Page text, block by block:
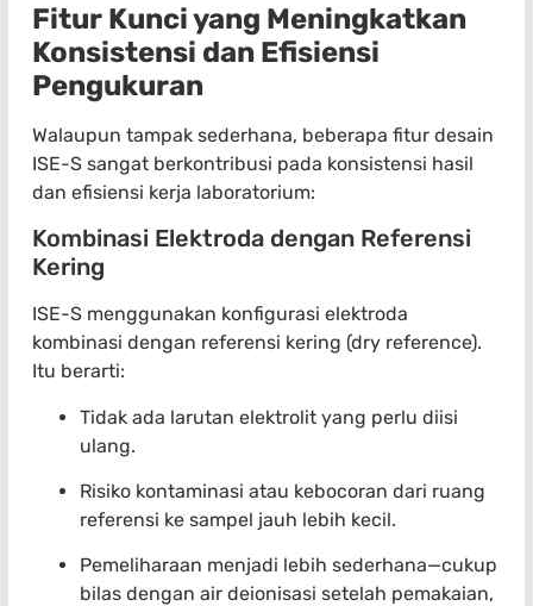
Fitur Kunci yang Meningkatkan
Konsistensi dan Efisiensi
Pengukuran
Walaupun tampak sederhana, beberapa fitur desain
ISE-S sangat berkontribusi pada konsistensi hasil
dan efisiensi kerja laboratorium:
Kombinasi Elektroda dengan Referensi
Kering
ISE-S menggunakan konfigurasi elektroda
kombinasi dengan referensi kering (dry reference).
Itu berarti:
Tidak ada larutan elektrolit yang perlu diisi
ulang.
Risiko kontaminasi atau kebocoran dari ruang
referensi ke sampel jauh lebih kecil.
Pemeliharaan menjadi lebih sederhana—cukup
bilas dengan air deionisasi setelah pemakaian,